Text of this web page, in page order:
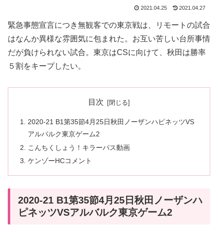
2021.04.25 2021.04.27
緊急事態宣言につき無観客での東京戦は、リモートの試合
はなんか異様な雰囲気に包まれた。お互い苦しい台所事情
だが負けられない試合。東京はCSに向けて、秋田は勝率
５割をキープしたい。
目次
2020-21 B1第35節4月25日秋田ノーザンハピネッツVS
アルバルク東京ゲーム2
こんちくしょう！キラーパス動画
ケンゾーHCコメント
2020-21 B1第35節4月25日秋田ノーザンハ
ピネッツVSアルバルク東京ゲーム2